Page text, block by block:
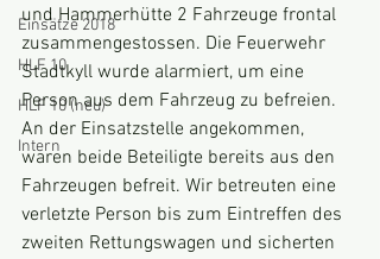
Einsätze 2018
HLF 10
HLF 10 (neu)
Intern
und Hammerhütte 2 Fahrzeuge frontal
zusammengestossen. Die Feuerwehr
Stadtkyll wurde alarmiert, um eine
Person aus dem Fahrzeug zu befreien.
An der Einsatzstelle angekommen,
waren beide Beteiligte bereits aus den
Fahrzeugen befreit. Wir betreuten eine
verletzte Person bis zum Eintreffen des
zweiten Rettungswagen und sicherten